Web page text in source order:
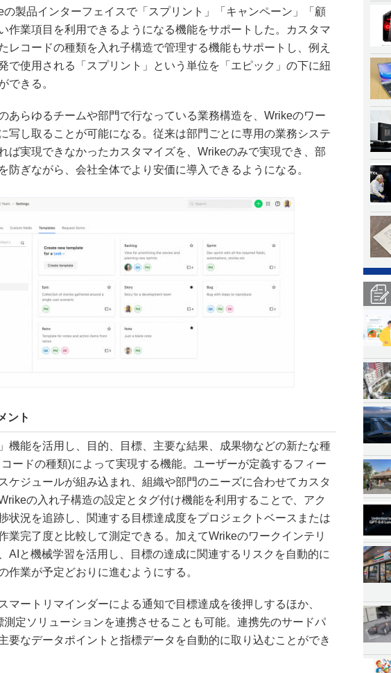
の製品インターフェイスで「スプリント」「キャンペーン」「顧
作業項目を利用できるようになる機能をサポートした。カスタマ
レコードの種類を入れ子構造で管理する機能もサポートし、例え
で使用される「スプリント」という単位を「エピック」の下に紐
できる。
あらゆるチームや部門で行なっている業務構造を、Wrikeのワー
写し取ることが可能になる。従来は部門ごとに専用の業務システ
ば実現できなかったカスタマイズを、Wrikeのみで実現でき、部
防ぎながら、会社全体でより安価に導入できるようになる。
ント
機能を活用し、目的、目標、主要な結果、成果物などの新たな種
ードの種類)によって実現する機能。ユーザーが定義するフィー
ケジュールが組み込まれ、組織や部門のニーズに合わせてカスタ
の入れ子構造の設定とタグ付け機能を利用することで、アク
状況を追跡し、関連する目標達成度をプロジェクトベースまたは
業完了度と比較して測定できる。加えてWrikeのワークインテリ
AIと機械学習を活用し、目標の達成に関連するリスクを自動的に
作業が予定どおりに進むようにする。
マートリマインダーによる通知で目標達成を後押しするほか、
測定ソリューションを連携させることも可能。連携先のサードパ
要なデータポイントと指標データを自動的に取り込むことができ